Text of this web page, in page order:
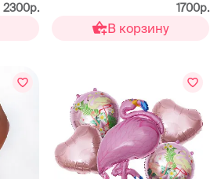
2300р.
1700р.
В корзину